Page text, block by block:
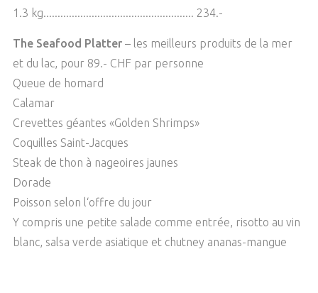
1.3 kg..................................................... 234.-
The Seafood Platter – les meilleurs produits de la mer
et du lac, pour 89.- CHF par personne
Queue de homard
Calamar
Crevettes géantes «Golden Shrimps»
Coquilles Saint-Jacques
Steak de thon à nageoires jaunes
Dorade
Poisson selon l‘offre du jour
Y compris une petite salade comme entrée, risotto au vin
blanc, salsa verde asiatique et chutney ananas-mangue